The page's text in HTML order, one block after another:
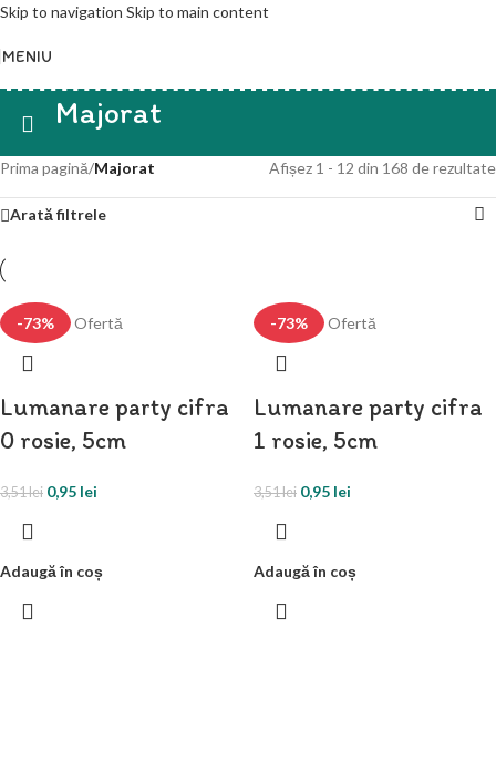
Skip to navigation Skip to main content
MENIU
Majorat
Prima pagină/Majorat Afișez 1 - 12 din 168 de rezultate
Arată filtrele
-73% Ofertă
Lumanare party cifra
0 rosie, 5cm
3,51lei 0,95 lei
Adaugă în coș
-73% Ofertă
Lumanare party cifra
1 rosie, 5cm
3,51lei 0,95 lei
Adaugă în coș